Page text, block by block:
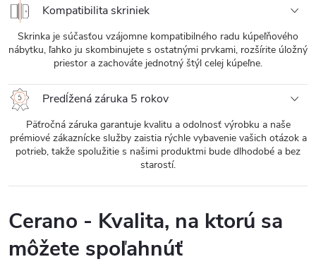
Kompatibilita skriniek
Skrinka je súčasťou vzájomne kompatibilného radu kúpeľňového
nábytku, ľahko ju skombinujete s ostatnými prvkami, rozšírite úložný
priestor a zachováte jednotný štýl celej kúpeľne.
Predĺžená záruka 5 rokov
Päťročná záruka garantuje kvalitu a odolnosť výrobku a naše
prémiové zákaznícke služby zaistia rýchle vybavenie vašich otázok a
potrieb, takže spolužitie s našimi produktmi bude dlhodobé a bez
starostí.
Cerano - Kvalita, na ktorú sa
môžete spoľahnúť